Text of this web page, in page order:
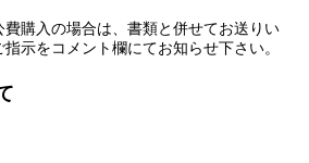
購入の場合は、書類と併せてお送りい
示をコメント欄にてお知らせ下さい。